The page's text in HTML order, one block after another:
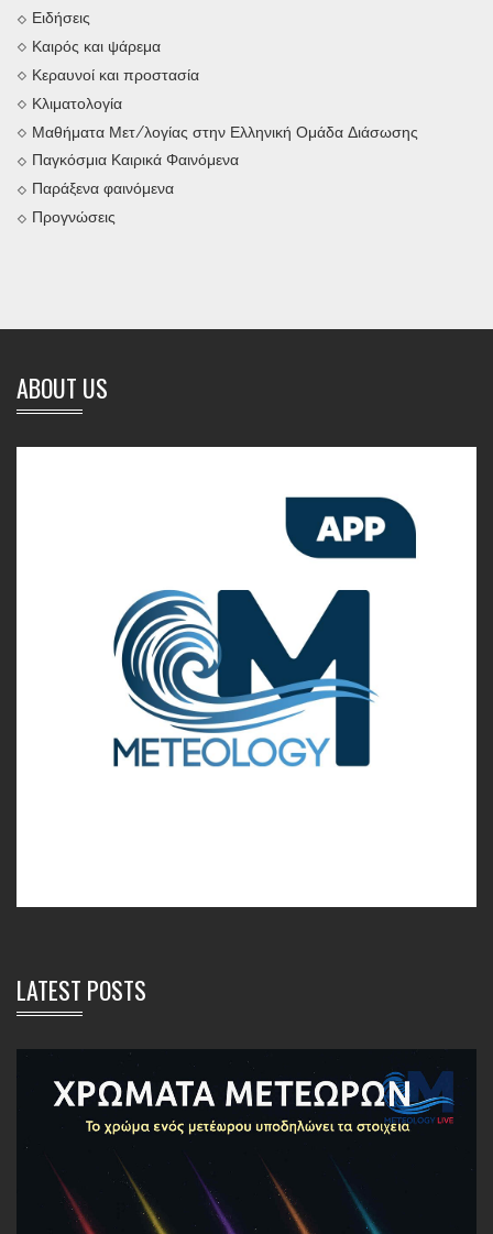
Ειδήσεις
Καιρός και ψάρεμα
Κεραυνοί και προστασία
Κλιματολογία
Μαθήματα Μετ/λογίας στην Ελληνική Ομάδα Διάσωσης
Παγκόσμια Καιρικά Φαινόμενα
Παράξενα φαινόμενα
Προγνώσεις
ABOUT US
LATEST POSTS